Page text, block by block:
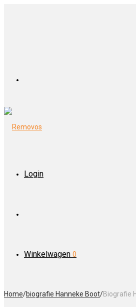
Login
Winkelwagen 0
Home/biografie Hanneke Boot/Biografie